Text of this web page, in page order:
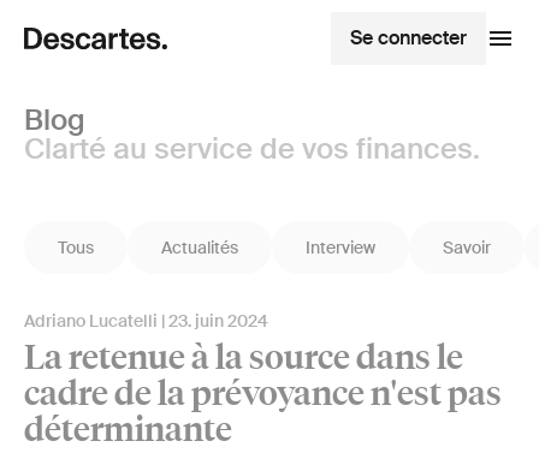
Se connecter
Blog
Clarté au service de vos finances.
Tous Actualités Interview Savoir
Adriano Lucatelli 23. juin 2024
La retenue à la source dans le
cadre de la prévoyance n'est pas
déterminante